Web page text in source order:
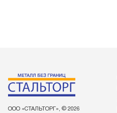
ООО «СТАЛЬТОРГ», © 2026